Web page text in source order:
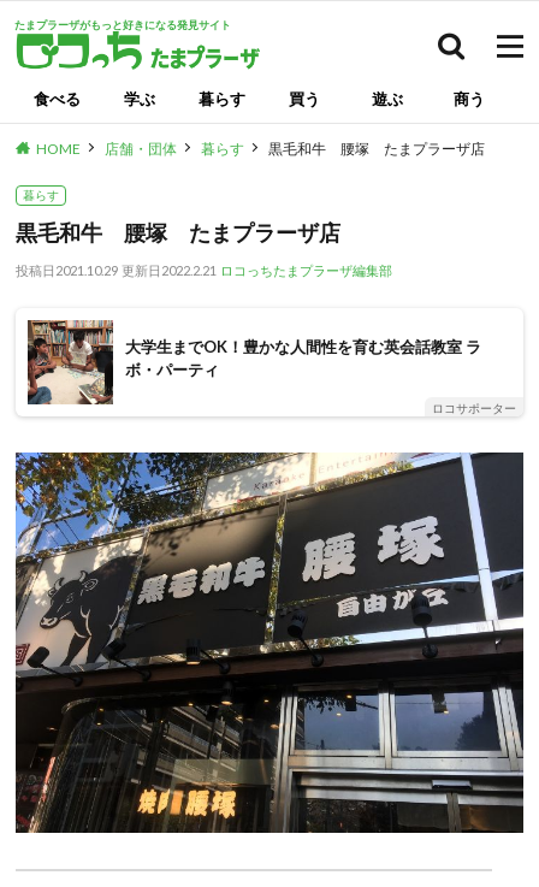
たまプラーザがもっと好きになる発見サイト
食べる 学ぶ 暮らす 買う 遊ぶ 商う
HOME 店舗・団体 暮らす 黒毛和牛 腰塚 たまプラーザ店
暮らす
黒毛和牛 腰塚 たまプラーザ店
投稿日 2021.10.29 更新日 2022.2.21 ロコっちたまプラーザ編集部
大学生までOK！豊かな人間性を育む英会話教室 ラ
ボ・パーティ
ロコサポーター